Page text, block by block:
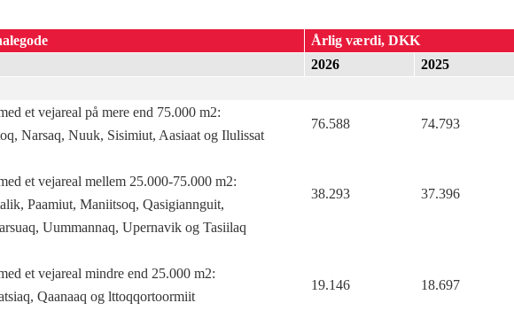
Årlig værdi, DKK
2026
2025
et vejareal på mere end 75.000 m2:
Narsaq, Nuuk, Sisimiut, Aasiaat og Ilulissat
76.588 74.793
et vejareal mellem 25.000-75.000 m2:
Paamiut, Maniitsoq, Qasigiannguit,
Uummannaq, Upernavik og Tasiilaq
38.293 37.396
et vejareal mindre end 25.000 m2:
Qaanaaq og lttoqqortoormiit
19.146 18.697